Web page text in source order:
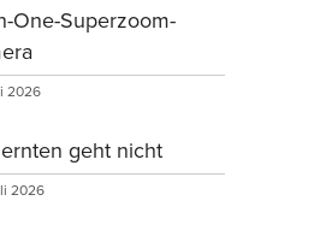
One-Superzoom-
2026
geht nicht
2026